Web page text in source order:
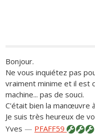
Bonjour.
Ne vous inquiétez pas
vraiment minime et il est
machine... pas de souci.
C'était bien la manœuvre
Je suis très heureux de
Yves — PFAFF59